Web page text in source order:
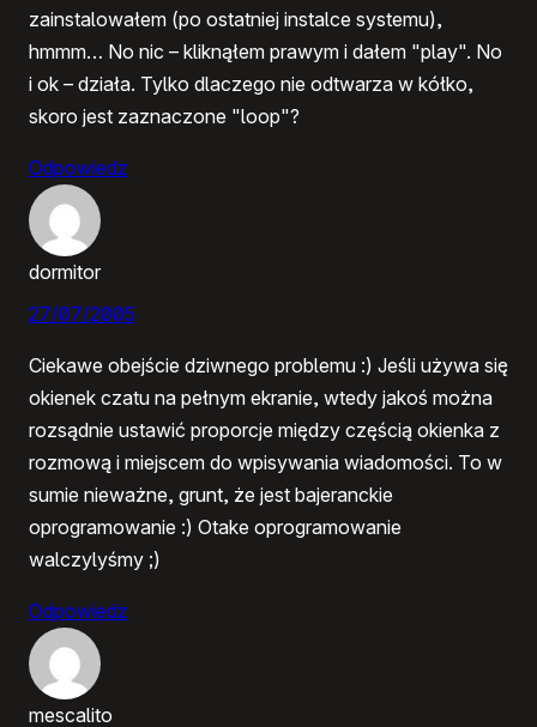
zainstalowałem (po ostatniej instalce systemu),
hmmm… No nic – kliknąłem prawym i dałem "play". No
i ok – działa. Tylko dlaczego nie odtwarza w kółko,
skoro jest zaznaczone "loop"?
Odpowiedz
dormitor
27/07/2005
Ciekawe obejście dziwnego problemu :) Jeśli używa się
okienek czatu na pełnym ekranie, wtedy jakoś można
rozsądnie ustawić proporcje między częścią okienka z
rozmową i miejscem do wpisywania wiadomości. To w
sumie nieważne, grunt, że jest bajeranckie
oprogramowanie :) Otake oprogramowanie
walczylyśmy ;)
Odpowiedz
mescalito